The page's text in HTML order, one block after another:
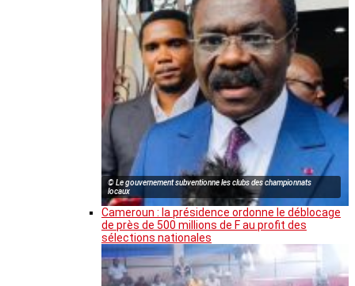
© Le gouvernement subventionne les clubs des championnats
locaux
Cameroun : la présidence ordonne le déblocage
de près de 500 millions de F au profit des
sélections nationales